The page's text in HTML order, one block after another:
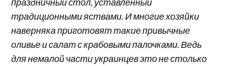
традиционными яствами. И многие хозяйки
наверняка приготовят такие привычные
оливье и салат с крабовыми палочками. Ведь
для немалой части украинцев это не столько